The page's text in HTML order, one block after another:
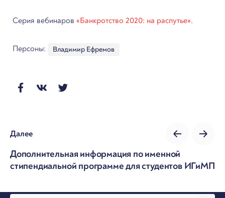
Серия вебинаров «Банкротство 2020: на распутье».
Персоны: Владимир Ефремов
Далее
Дополнительная информация по именной
стипендиальной программе для студентов ИГиМП